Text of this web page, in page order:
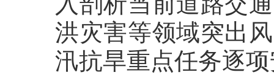
洪灾害等领域突出
汛抗旱重点任务逐